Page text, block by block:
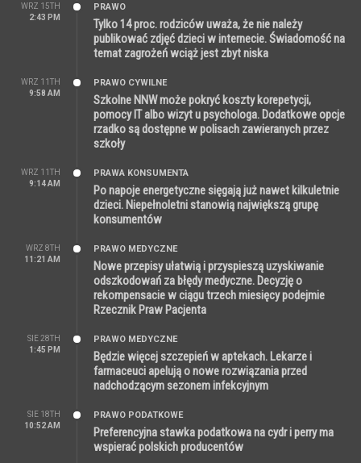
WRZ 15TH
2:43 PM
PRAWO
Tylko 14 proc. rodziców uważa, że nie należy
publikować zdjęć dzieci w internecie. Świadomość na
temat zagrożeń wciąż jest zbyt niska
WRZ 11TH
9:58 AM
PRAWO CYWILNE
Szkolne NNW może pokryć koszty korepetycji,
pomocy IT albo wizyt u psychologa. Dodatkowe opcje
rzadko są dostępne w polisach zawieranych przez
szkoły
WRZ 11TH
9:14 AM
PRAWA KONSUMENTA
Po napoje energetyczne sięgają już nawet kilkuletnie
dzieci. Niepełnoletni stanowią największą grupę
konsumentów
WRZ 8TH
11:21 AM
PRAWO MEDYCZNE
Nowe przepisy ułatwią i przyspieszą uzyskiwanie
odszkodowań za błędy medyczne. Decyzję o
rekompensacie w ciągu trzech miesięcy podejmie
Rzecznik Praw Pacjenta
SIE 28TH
1:45 PM
PRAWO MEDYCZNE
Będzie więcej szczepień w aptekach. Lekarze i
farmaceuci apelują o nowe rozwiązania przed
nadchodzącym sezonem infekcyjnym
SIE 18TH
10:52 AM
PRAWO PODATKOWE
Preferencyjna stawka podatkowa na cydr i perry ma
wspierać polskich producentów